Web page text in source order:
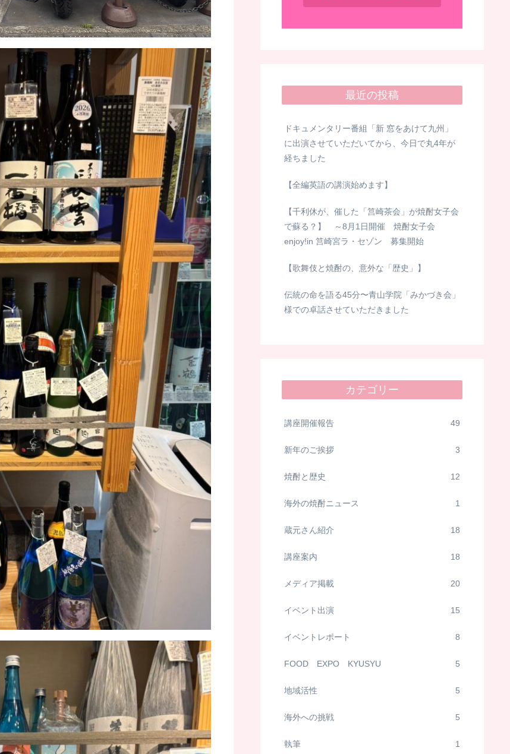
最近の投稿
ドキュメンタリー番組「新 窓をあけて九州」
に出演させていただいてから、今日で丸4年が
経ちました
【全編英語の講演始めます】
【千利休が、催した「筥崎茶会」が焼酎女子会
で蘇る？】 ～8月1日開催 焼酎女子会
enjoy!in 筥崎宮ラ・セゾン 募集開始
【歌舞伎と焼酎の、意外な「歴史」】
伝統の命を語る45分〜青山学院「みかづき会」
様での卓話させていただきました
カテゴリー
講座開催報告 49
新年のご挨拶 3
焼酎と歴史 12
海外の焼酎ニュース 1
蔵元さん紹介 18
講座案内 18
メディア掲載 20
イベント出演 15
イベントレポート 8
FOOD EXPO KYUSYU 5
地域活性 5
海外への挑戦 5
執筆 1